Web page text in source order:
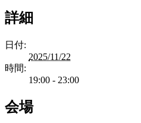
詳細
日付:
2025/11/22
時間:
19:00 - 23:00
会場